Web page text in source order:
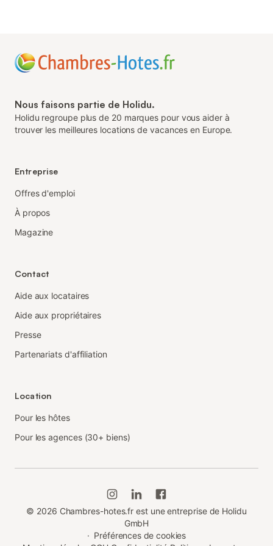
Nous faisons partie de Holidu.
Holidu regroupe plus de 20 marques pour vous aider à
trouver les meilleures locations de vacances en Europe.
Entreprise
Offres d'emploi
À propos
Magazine
Contact
Aide aux locataires
Aide aux propriétaires
Presse
Partenariats d'affiliation
Location
Pour les hôtes
Pour les agences (30+ biens)
© 2026 Chambres-hotes.fr est une entreprise de Holidu
GmbH
· Préférences de cookies